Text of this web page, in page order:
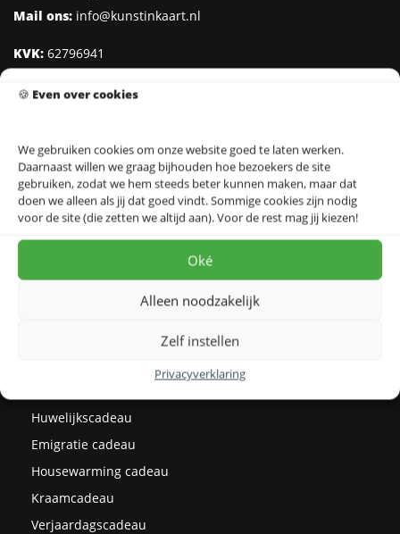
🍪 Even over cookies
We gebruiken cookies om onze website goed te laten werken.
Daarnaast willen we graag bijhouden hoe bezoekers de site
gebruiken, zodat we hem steeds beter kunnen maken, maar dat
doen we alleen als jij dat goed vindt. Sommige cookies zijn nodig
voor de site (die zetten we altijd aan). Voor de rest mag jij kiezen!
Oké
Alleen noodzakelijk
Zelf instellen
Privacyverklaring
Mail ons: info@kunstinkaart.nl
KVK: 62796941
IBAN:NL95 INGB 0006 8527 18
Klantenservice
Over Kunst in Kaart
Prijzen
Huwelijkscadeau
Emigratie cadeau
Housewarming cadeau
Kraamcadeau
Verjaardagscadeau